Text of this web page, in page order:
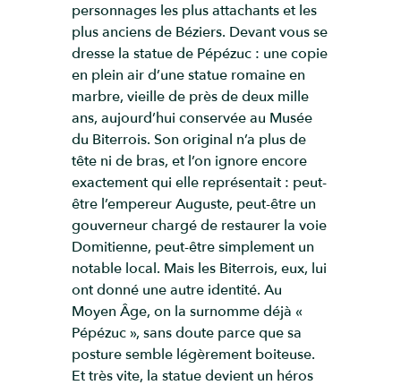
personnages les plus attachants et les
plus anciens de Béziers. Devant vous se
dresse la statue de Pépézuc : une copie
en plein air d’une statue romaine en
marbre, vieille de près de deux mille
ans, aujourd’hui conservée au Musée
du Biterrois. Son original n’a plus de
tête ni de bras, et l’on ignore encore
exactement qui elle représentait : peut-
être l’empereur Auguste, peut-être un
gouverneur chargé de restaurer la voie
Domitienne, peut-être simplement un
notable local. Mais les Biterrois, eux, lui
ont donné une autre identité. Au
Moyen Âge, on la surnomme déjà «
Pépézuc », sans doute parce que sa
posture semble légèrement boiteuse.
Et très vite, la statue devient un héros